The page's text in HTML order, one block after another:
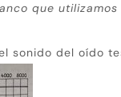
que
sonido del oído